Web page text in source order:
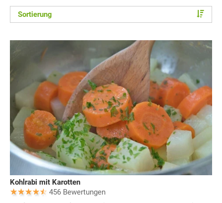
Sortierung
Kohlrabi mit Karotten
456 Bewertungen